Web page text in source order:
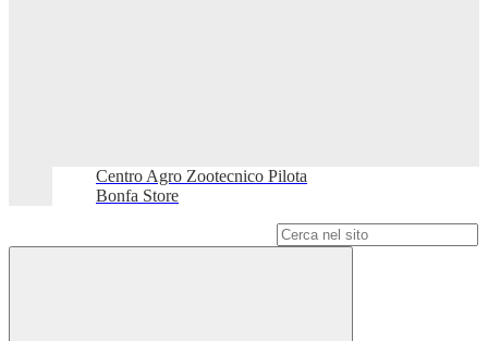
Centro Agro Zootecnico Pilota
Bonfa Store